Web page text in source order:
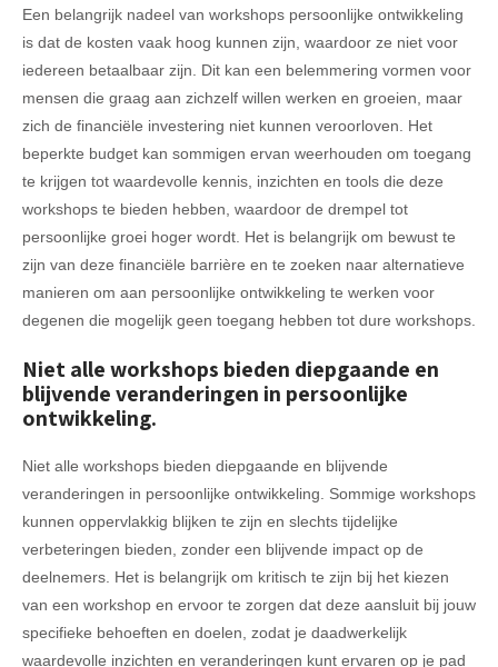
Een belangrijk nadeel van workshops persoonlijke ontwikkeling
is dat de kosten vaak hoog kunnen zijn, waardoor ze niet voor
iedereen betaalbaar zijn. Dit kan een belemmering vormen voor
mensen die graag aan zichzelf willen werken en groeien, maar
zich de financiële investering niet kunnen veroorloven. Het
beperkte budget kan sommigen ervan weerhouden om toegang
te krijgen tot waardevolle kennis, inzichten en tools die deze
workshops te bieden hebben, waardoor de drempel tot
persoonlijke groei hoger wordt. Het is belangrijk om bewust te
zijn van deze financiële barrière en te zoeken naar alternatieve
manieren om aan persoonlijke ontwikkeling te werken voor
degenen die mogelijk geen toegang hebben tot dure workshops.
Niet alle workshops bieden diepgaande en
blijvende veranderingen in persoonlijke
ontwikkeling.
Niet alle workshops bieden diepgaande en blijvende
veranderingen in persoonlijke ontwikkeling. Sommige workshops
kunnen oppervlakkig blijken te zijn en slechts tijdelijke
verbeteringen bieden, zonder een blijvende impact op de
deelnemers. Het is belangrijk om kritisch te zijn bij het kiezen
van een workshop en ervoor te zorgen dat deze aansluit bij jouw
specifieke behoeften en doelen, zodat je daadwerkelijk
waardevolle inzichten en veranderingen kunt ervaren op je pad